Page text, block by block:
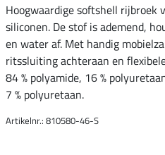
Hoogwaardige softshell rijbroek
siliconen. De stof is ademend,
en water af. Met handig
ritssluiting achteraan en
84 % polyamide, 16 %
7 % polyuretaan.
Artikelnr.: 810580-46-S